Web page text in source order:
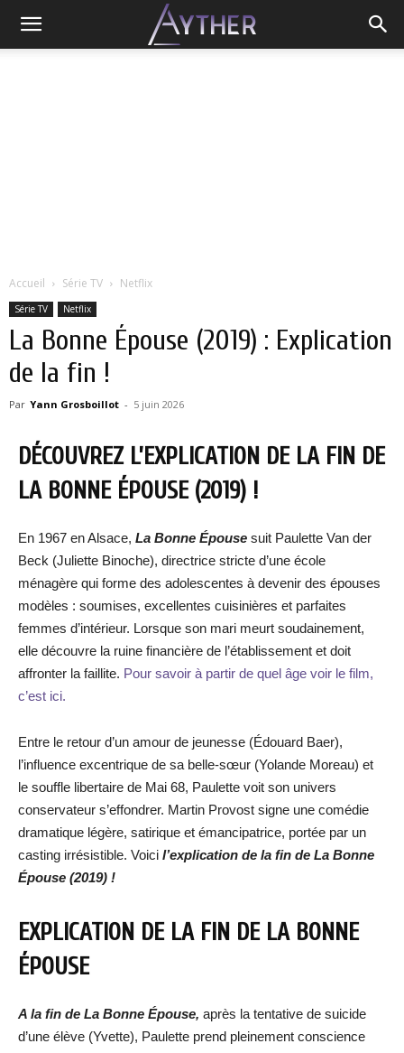
Accueil Série TV Netflix
Série TV Netflix
La Bonne Épouse (2019) : Explication
de la fin !
Par Yann Grosboillot - 5 juin 2026
DÉCOUVREZ L’EXPLICATION DE LA FIN DE
LA BONNE ÉPOUSE (2019) !
En 1967 en Alsace, La Bonne Épouse suit Paulette Van der
Beck (Juliette Binoche), directrice stricte d’une école
ménagère qui forme des adolescentes à devenir des épouses
modèles : soumises, excellentes cuisinières et parfaites
femmes d’intérieur. Lorsque son mari meurt soudainement,
elle découvre la ruine financière de l’établissement et doit
affronter la faillite. Pour savoir à partir de quel âge voir le film,
c’est ici.
Entre le retour d’un amour de jeunesse (Édouard Baer),
l’influence excentrique de sa belle-sœur (Yolande Moreau) et
le souffle libertaire de Mai 68, Paulette voit son univers
conservateur s’effondrer. Martin Provost signe une comédie
dramatique légère, satirique et émancipatrice, portée par un
casting irrésistible. Voici l’explication de la fin de La Bonne
Épouse (2019) !
EXPLICATION DE LA FIN DE LA BONNE
ÉPOUSE
A la fin de La Bonne Épouse, après la tentative de suicide
d’une élève (Yvette), Paulette prend pleinement conscience